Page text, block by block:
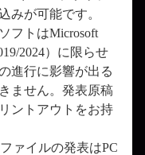
みが可能です。
フトはMicrosoft
2024）に限らせ
進行に影響が出る
ません。発表原稿
ントアウトをお持
ァイルの発表はPC